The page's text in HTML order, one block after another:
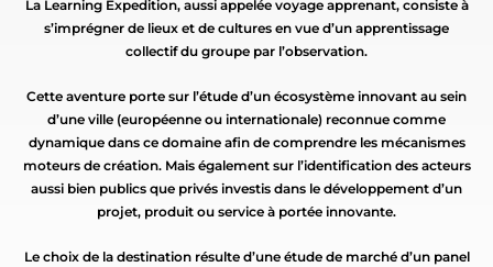
La Learning Expedition, aussi appelée voyage apprenant, consiste à
s’imprégner de lieux et de cultures en vue d’un apprentissage
collectif du groupe par l’observation.
Cette aventure porte sur l’étude d’un écosystème innovant au sein
d’une ville (européenne ou internationale) reconnue comme
dynamique dans ce domaine afin de comprendre les mécanismes
moteurs de création. Mais également sur l’identification des acteurs
aussi bien publics que privés investis dans le développement d’un
projet, produit ou service à portée innovante.
Le choix de la destination résulte d’une étude de marché d’un panel